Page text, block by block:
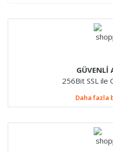
GÜVENLİ
256Bit SSL ile
Daha fazla